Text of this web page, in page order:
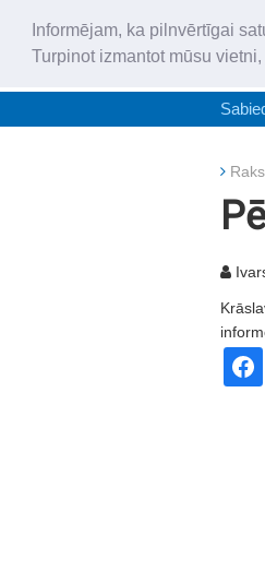
Informējam, ka pilnvērtīgai
Turpinot izmantot mūsu